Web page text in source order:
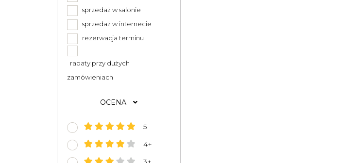
sprzedaż w salonie
sprzedaż w internecie
rezerwacja terminu
rabaty przy dużych
zamówieniach
OCENA
5
4+